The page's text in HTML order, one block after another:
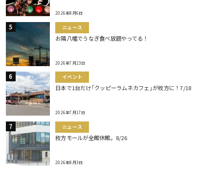
2026年8月6日
ニュース
お隣八幡でうなぎ食べ放題やってる！
2026年7月23日
イベント
日本で1台だけ｢クッピーラムネカフェ｣が枚方に！7/18
2026年7月17日
ニュース
枚方モールが全館休館。8/26
2026年8月3日